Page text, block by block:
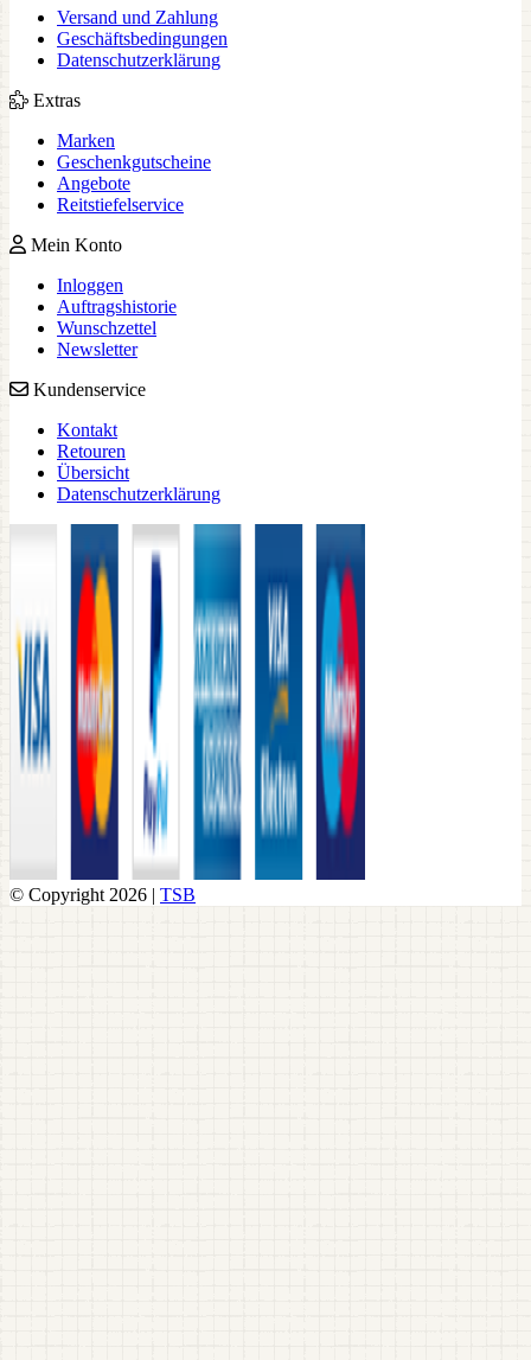
Versand und Zahlung
Geschäftsbedingungen
Datenschutzerklärung
Extras
Marken
Geschenkgutscheine
Angebote
Reitstiefelservice
Mein Konto
Inloggen
Auftragshistorie
Wunschzettel
Newsletter
Kundenservice
Kontakt
Retouren
Übersicht
Datenschutzerklärung
© Copyright 2026 | TSB